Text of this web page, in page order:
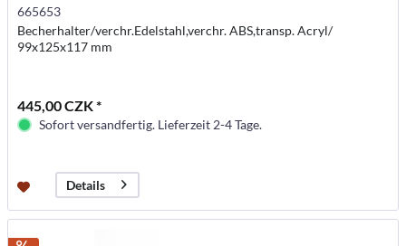
665653
Becherhalter/verchr.Edelstahl,verchr. ABS,transp. Acryl/
99x125x117 mm
445,00 CZK *
Sofort versandfertig. Lieferzeit 2-4 Tage.
Details